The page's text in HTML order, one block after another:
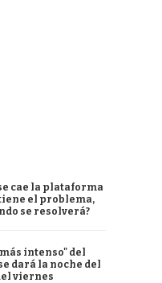
cae la plataforma
tiene el problema,
se resolverá?
intenso" del
dará la noche del
viernes